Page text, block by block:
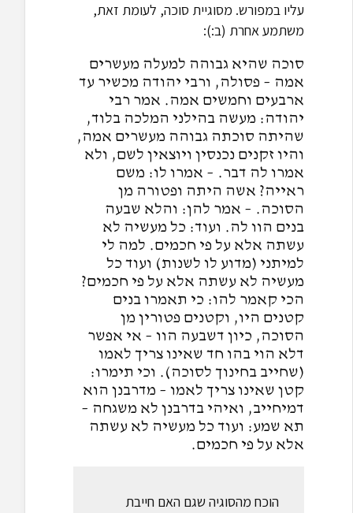
עליו במפורש. מסוגיית סוכה, לעומת זאת,
משתמע אחרת (ב:):
סוכה שהיא גבוהה למעלה מעשרים
אמה – פסולה, ורבי יהודה מכשיר עד
ארבעים וחמשים אמה. אמר רבי
יהודה: מעשה בהילני המלכה בלוד,
שהיתה סוכתה גבוהה מעשרים אמה,
והיו זקנים נכנסין ויוצאין לשם, ולא
אמרו לה דבר. – אמרו לו: משם
ראייה? אשה היתה ופטורה מן
הסוכה. – אמר להן: והלא שבעה
בנים הוו לה. ועוד: כל מעשיה לא
עשתה אלא על פי חכמים. למה לי
למיתני (מדוע לו לשנות) ועוד כל
מעשיה לא עשתה אלא על פי חכמים?
הכי קאמר להו: כי תאמרו בנים
קטנים היו, וקטנים פטורין מן
הסוכה, כיון דשבעה הוו – אי אפשר
דלא הוי בהו חד שאינו צריך לאמו
(שחייב בחינוך לסוכה). וכי תימרו:
קטן שאינו צריך לאמו – מדרבנן הוא
דמיחייב, ואיהי בדרבנן לא משגחה –
תא שמע: ועוד כל מעשיה לא עשתה
אלא על פי חכמים.
הוכח מהסוגיה שגם האם חייבת